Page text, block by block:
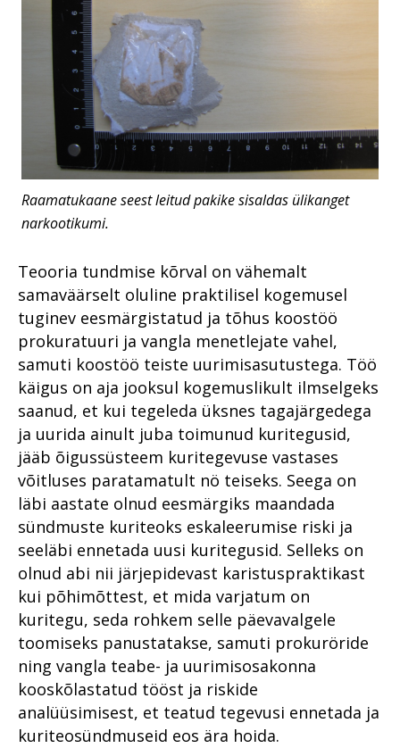
Raamatukaane seest leitud pakike sisaldas ülikanget
narkootikumi.
Teooria tundmise kõrval on vähemalt
samaväärselt oluline praktilisel kogemusel
tuginev eesmärgistatud ja tõhus koostöö
prokuratuuri ja vangla menetlejate vahel,
samuti koostöö teiste uurimisasutustega. Töö
käigus on aja jooksul kogemuslikult ilmselgeks
saanud, et kui tegeleda üksnes tagajärgedega
ja uurida ainult juba toimunud kuritegusid,
jääb õigussüsteem kuritegevuse vastases
võitluses paratamatult nö teiseks. Seega on
läbi aastate olnud eesmärgiks maandada
sündmuste kuriteoks eskaleerumise riski ja
seeläbi ennetada uusi kuritegusid. Selleks on
olnud abi nii järjepidevast karistuspraktikast
kui põhimõttest, et mida varjatum on
kuritegu, seda rohkem selle päevavalgele
toomiseks panustatakse, samuti prokuröride
ning vangla teabe- ja uurimisosakonna
kooskõlastatud tööst ja riskide
analüüsimisest, et teatud tegevusi ennetada ja
kuriteosündmuseid eos ära hoida.